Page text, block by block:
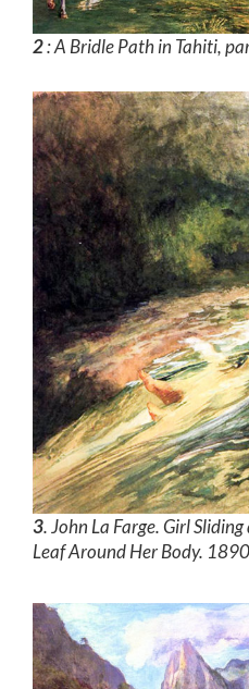
2: A Bridle Path in Tahiti,
3. John La Farge. Girl
Leaf Around Her Body. 1890